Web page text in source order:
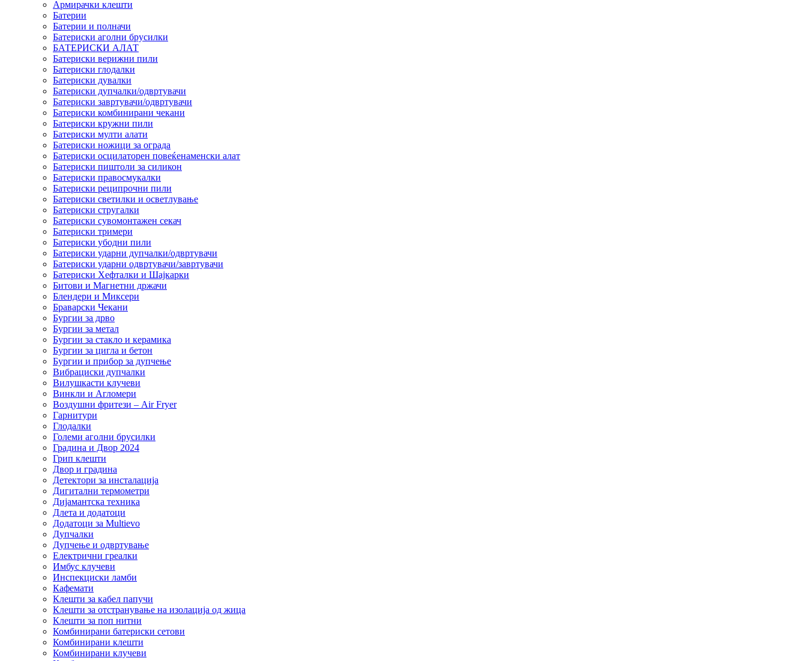
Армирачки клешти
Батерии
Батерии и полначи
Батериски аголни брусилки
БАТЕРИСКИ АЛАТ
Батериски верижни пили
Батериски глодалки
Батериски дувалки
Батериски дупчалки/одвртувачи
Батериски завртувачи/одвртувачи
Батериски комбинирани чекани
Батериски кружни пили
Батериски мулти алати
Батериски ножици за ограда
Батериски осцилаторен повеќенаменски алат
Батериски пиштоли за силикон
Батериски правосмукалки
Батериски реципрочни пили
Батериски светилки и осветлување
Батериски стругалки
Батериски сувомонтажен секач
Батериски тримери
Батериски убодни пили
Батериски ударни дупчалки/одвртувачи
Батериски ударни одвртувачи/завртувачи
Батериски Хефталки и Шајкарки
Битови и Магнетни држачи
Блендери и Миксери
Браварски Чекани
Бургии за дрво
Бургии за метал
Бургии за стакло и керамика
Бургии за цигла и бетон
Бургии и прибор за дупчење
Вибрациски дупчалки
Вилушкасти клучеви
Винкли и Агломери
Воздушни фритези – Air Fryer
Гарнитури
Глодалки
Големи аголни брусилки
Градина и Двор 2024
Грип клешти
Двор и градина
Детектори за инсталација
Дигитални термометри
Дијамантска техника
Длета и додатоци
Додатоци за Multievo
Дупчалки
Дупчење и одвртување
Електрични греалки
Имбус клучеви
Инспекциски ламби
Кафемати
Клешти за кабел папучи
Клешти за отстранување на изолација од жица
Клешти за поп нитни
Комбинирани батериски сетови
Комбинирани клешти
Комбинирани клучеви